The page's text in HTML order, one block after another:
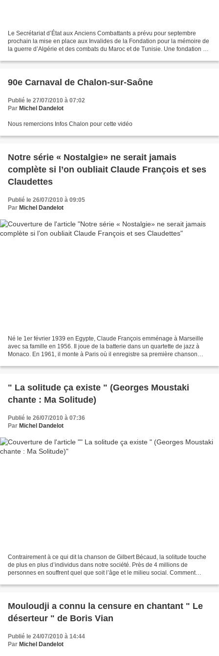
Le Secrétariat d’État aux Anciens Combattants a prévu pour septembre
prochain la mise en place aux Invalides de la Fondation pour la mémoire de
la guerre d’Algérie et des combats du Maroc et de Tunisie. Une fondation qui
90e Carnaval de Chalon-sur-Saône
Publié le 27/07/2010 à 07:02
Par Michel Dandelot
Nous remercions Infos Chalon pour cette vidéo
Notre série « Nostalgie» ne serait jamais
complète si l’on oubliait Claude François et ses
Claudettes
Publié le 26/07/2010 à 09:05
Par Michel Dandelot
Né le 1er février 1939 en Egypte, Claude François emménage à Marseille
avec sa famille en 1956. Il joue de la batterie dans un quartette de jazz à
Monaco. En 1961, il monte à Paris où il enregistre sa première chanson
" La solitude ça existe " (Georges Moustaki
chante : Ma Solitude)
Publié le 26/07/2010 à 07:36
Par Michel Dandelot
Contrairement à ce qui dit la chanson de Gilbert Bécaud, la solitude touche
de plus en plus d’individus dans notre société. Près de 4 millions de
personnes en souffrent quel que soit l’âge et le milieu social. Comment
Mouloudji a connu la censure en chantant " Le
déserteur " de Boris Vian
Publié le 24/07/2010 à 14:44
Par Michel Dandelot